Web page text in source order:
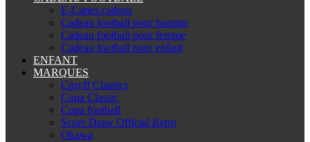
E-Cartes cadeau
Cadeau football pour homme
Cadeau football pour femme
Cadeau football pour enfant
ENFANT
MARQUES
Cruyff Classics
Copa Classic
Copa football
Score Draw Official Retro
Okawa